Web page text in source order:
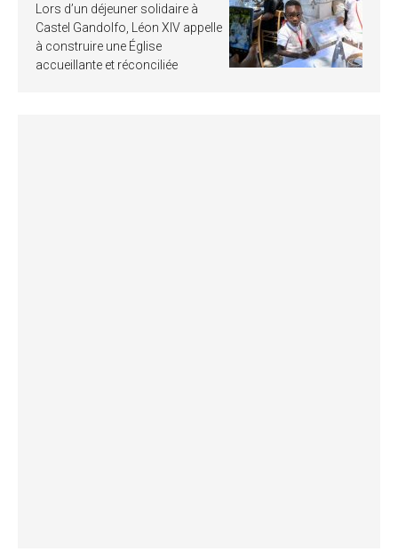
Lors d’un déjeuner solidaire à
Castel Gandolfo, Léon XIV appelle
à construire une Église
accueillante et réconciliée